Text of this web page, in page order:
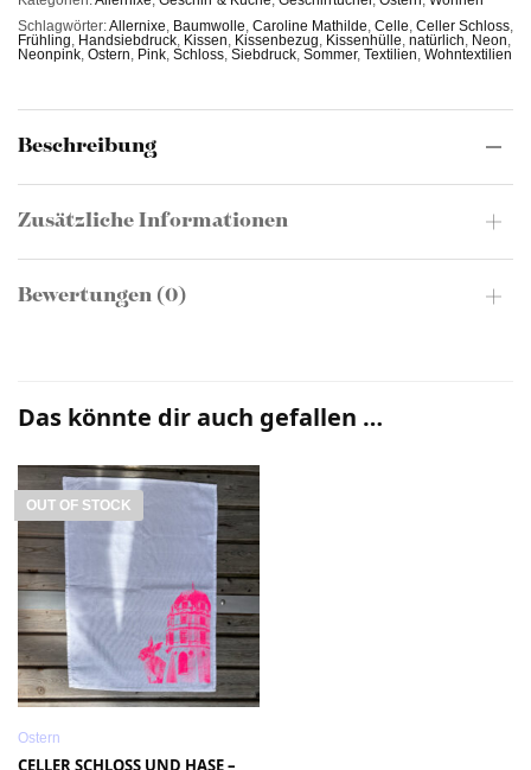
Schlagwörter:Allernixe, Baumwolle, Caroline Mathilde, Celle, Celler Schloss,
Frühling, Handsiebdruck, Kissen, Kissenbezug, Kissenhülle, natürlich, Neon,
Neonpink, Ostern, Pink, Schloss, Siebdruck, Sommer, Textilien, Wohntextilien
Beschreibung
Zusätzliche Informationen
Bewertungen (0)
Das könnte dir auch gefallen …
OUT OF STOCK
Ostern
CELLER SCHLOSS UND HASE –